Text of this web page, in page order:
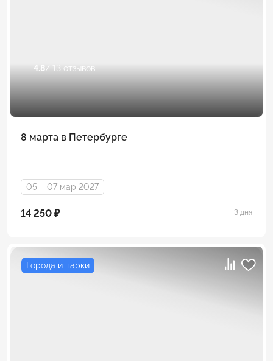
4.8/ 13 отзывов
8 марта в Петербурге
05 – 07 мар 2027
14 250 ₽ 3 дня
Города и парки